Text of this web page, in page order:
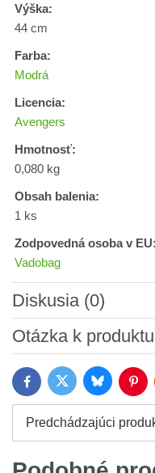
Výška:
44 cm
Farba:
Modrá
Licencia:
Avengers
Hmotnosť:
0,080 kg
Obsah balenia:
1 ks
Zodpovedná osoba v EU:
Vadobag
Diskusia (0)
Nový komentár
Názov:
Meno:*
Otázka k produktu
*
Váš e-mail:*
FacebookTwitter Bluesky
Predchádzajúci